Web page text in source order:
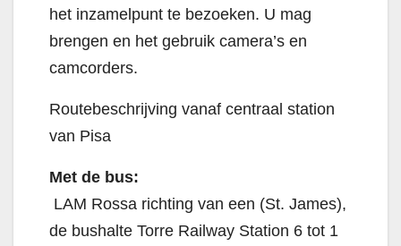
het inzamelpunt te bezoeken. U mag
brengen en het gebruik camera’s en
camcorders.
Routebeschrijving vanaf centraal station
van Pisa
Met de bus:
 LAM Rossa richting van een (St. James),
de bushalte Torre Railway Station 6 tot 1